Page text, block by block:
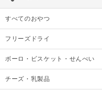
すべてのおやつ
フリーズドライ
ボーロ・ビスケット・せんべい
チーズ・乳製品